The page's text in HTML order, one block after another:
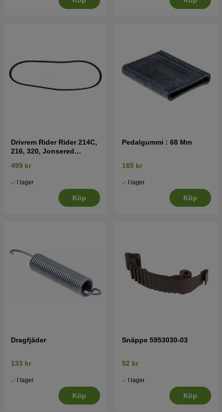
Drivrem Rider Rider 214C,
216, 320, Jonsered
499 kr
I lager
Köp
Pedalgummi : 68 Mm
165 kr
I lager
Köp
Dragfjäder
133 kr
I lager
Köp
Snäppe 5953030-03
52 kr
I lager
Köp